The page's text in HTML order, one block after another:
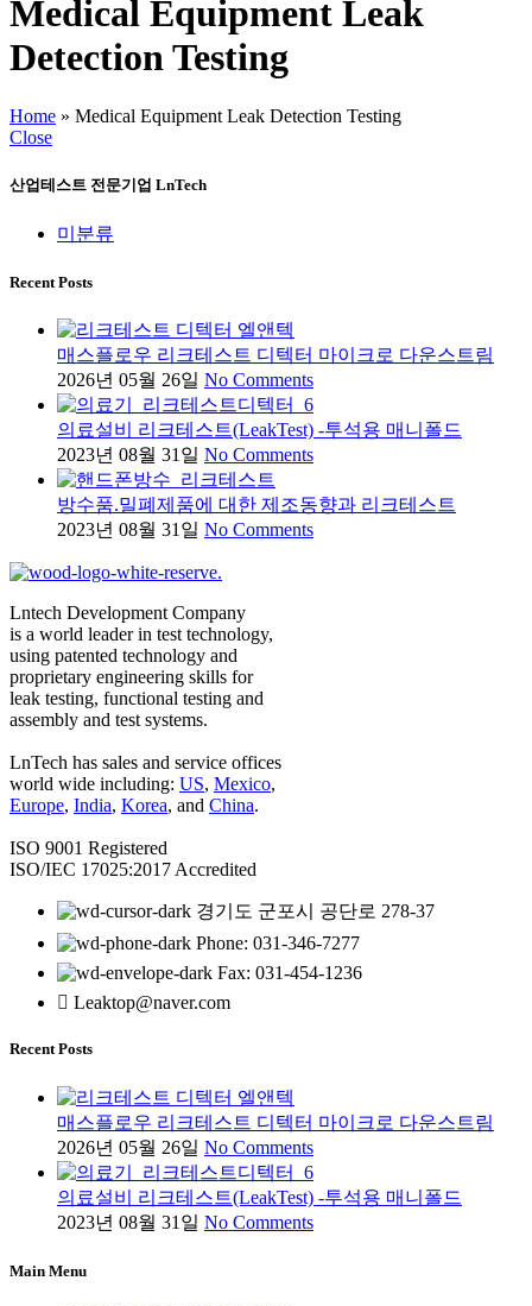
Medical Equipment Leak
Detection Testing
Home » Medical Equipment Leak Detection Testing
Close
산업테스트 전문기업 LnTech
미분류
Recent Posts
매스플로우 리크테스트 디텍터 마이크로 다운스트림
2026년 05월 26일 No Comments
의료설비 리크테스트(LeakTest) -투석용 매니폴드
2023년 08월 31일 No Comments
방수품.밀폐제품에 대한 제조동향과 리크테스트
2023년 08월 31일 No Comments
Lntech Development Company
is a world leader in test technology,
using patented technology and
proprietary engineering skills for
leak testing, functional testing and
assembly and test systems.
LnTech has sales and service offices
world wide including: US, Mexico,
Europe, India, Korea, and China.
ISO 9001 Registered
ISO/IEC 17025:2017 Accredited
경기도 군포시 공단로 278-37
Phone: 031-346-7277
Fax: 031-454-1236
Leaktop@naver.com
Recent Posts
매스플로우 리크테스트 디텍터 마이크로 다운스트림
2026년 05월 26일 No Comments
의료설비 리크테스트(LeakTest) -투석용 매니폴드
2023년 08월 31일 No Comments
Main Menu